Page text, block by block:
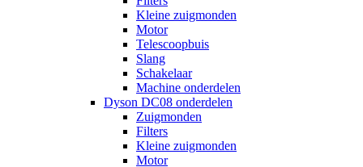
Kleine zuigmonden
Motor
Telescoopbuis
Slang
Schakelaar
Machine onderdelen
Dyson DC08 onderdelen
Zuigmonden
Filters
Kleine zuigmonden
Motor